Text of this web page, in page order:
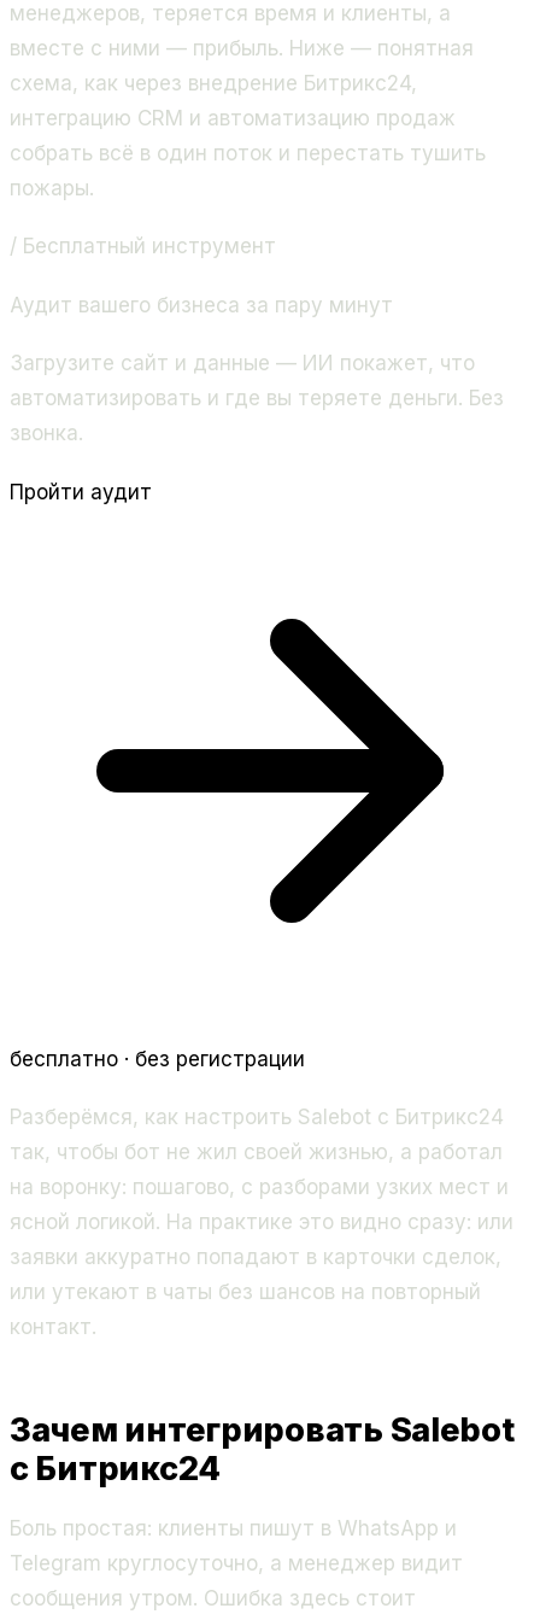
менеджеров, теряется время и клиенты, а
вместе с ними — прибыль. Ниже — понятная
схема, как через внедрение Битрикс24,
интеграцию CRM и автоматизацию продаж
собрать всё в один поток и перестать тушить
пожары.
/ Бесплатный инструмент
Аудит вашего бизнеса за пару минут
Загрузите сайт и данные — ИИ покажет, что
автоматизировать и где вы теряете деньги. Без
звонка.
Пройти аудит
бесплатно · без регистрации
Разберёмся, как настроить Salebot с Битрикс24
так, чтобы бот не жил своей жизнью, а работал
на воронку: пошагово, с разборами узких мест и
ясной логикой. На практике это видно сразу: или
заявки аккуратно попадают в карточки сделок,
или утекают в чаты без шансов на повторный
контакт.
Зачем интегрировать Salebot
с Битрикс24
Боль простая: клиенты пишут в WhatsApp и
Telegram круглосуточно, а менеджер видит
сообщения утром. Ошибка здесь стоит